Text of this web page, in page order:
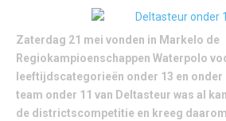
Zaterdag 21 mei vonden in Markelo de
Regiokampioenschappen Waterpolo
leeftijdscategorieën onder 13 en onder
team onder 11 van Deltasteur was al
de districtscompetitie en kreeg